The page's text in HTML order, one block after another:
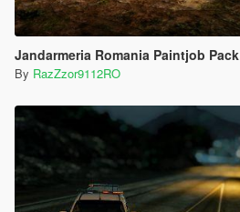
Jandarmeria Romania Paintjob Pack
By RazZzor9112RO